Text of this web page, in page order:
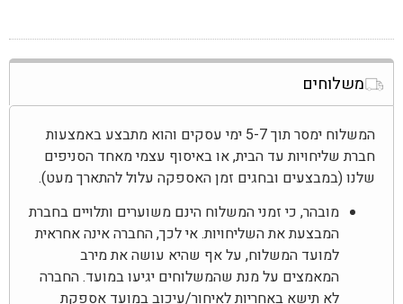
משלוחים
המשלוח ימסר תוך 5-7 ימי עסקים והוא מתבצע באמצעות
חברת שליחויות עד הבית, או באיסוף עצמי מאחד הסניפים
שלנו (במבצעים ובחגים זמן האספקה עלול להתארך מעט).
מובהר, כי זמני המשלוח הינם משוערים ותלויים בחברת
המבצעת את השליחויות. אי לכך, החברה אינה אחראית
למועד המשלוח, על אף שהיא עושה את מירב
המאמצים על מנת שהמשלוחים יגיעו במועד. החברה
לא תישא באחריות לאיחור/עיכוב במועד אספקת